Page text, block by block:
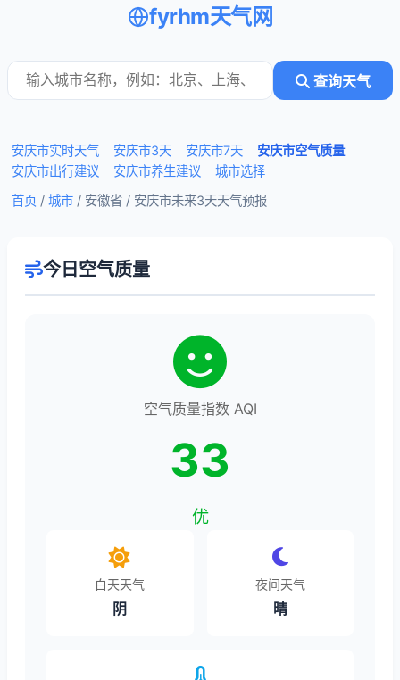
fyrhm天气网
查询天气
安庆市实时天气 安庆市3天 安庆市7天
安庆市空气质量
安庆市出行建议
安庆市养生建议
城市选择
首页 / 城市 / 安徽省 / 安庆市未来3天天气预报
今日空气质量
空气质量指数 AQI
33
优
白天天气
阴
夜间天气
晴